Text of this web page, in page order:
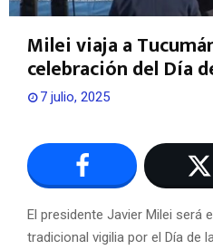
Milei viaja a
celebración del Día
7 julio, 2025
El presidente Javier Milei será
tradicional vigilia por el Día de